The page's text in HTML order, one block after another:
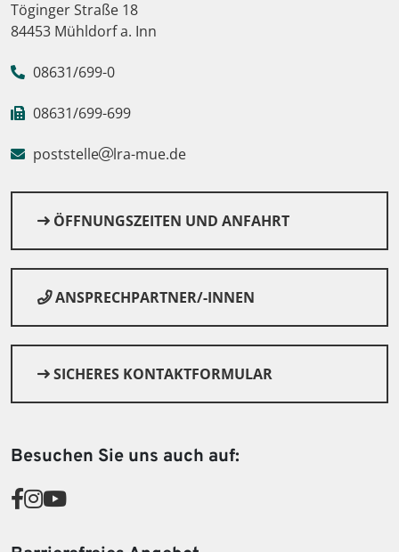
© Canva
Töginger Straße 18
84453 Mühldorf a. Inn
08631/699-0
08631/699-699
poststelle lra-mue.de
ÖFFNUNGSZEITEN UND ANFAHRT
ANSPRECHPARTNER/-INNEN
SICHERES KONTAKTFORMULAR
Besuchen Sie uns auch auf: